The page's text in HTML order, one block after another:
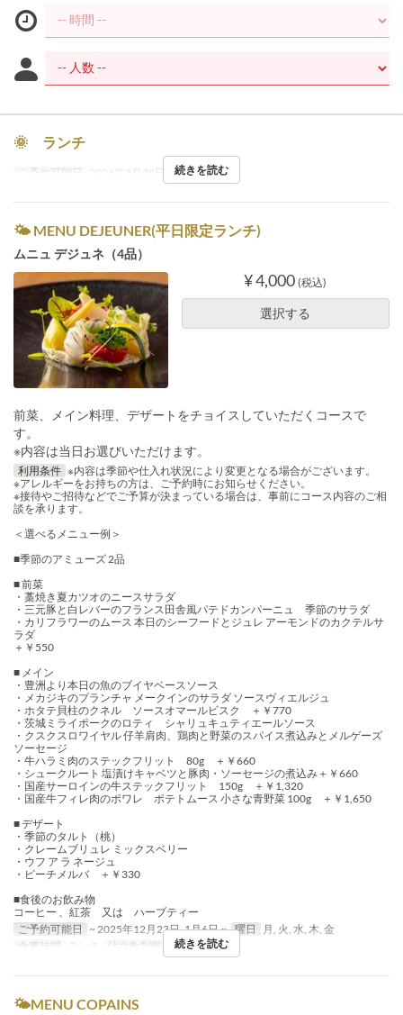
🌞 ランチ
ご予約可能日 2024年3月28日 ~ 続きを読む
🌤 MENU DEJEUNER(平日限定ランチ)
ムニュ デジュネ（4品）
¥ 4,000 (税込)
選択する
前菜、メイン料理、デザートをチョイスしていただくコースで
す。
※内容は当日お選びいただけます。
利用条件 ※内容は季節や仕入れ状況により変更となる場合がございます。
※アレルギーをお持ちの方は、ご予約時にお知らせください。
※接待やご招待などでご予算が決まっている場合は、事前にコース内容のご相
談を承ります。
＜選べるメニュー例＞
■季節のアミューズ 2品
■ 前菜
・藁焼き夏カツオのニースサラダ
・三元豚と白レバーのフランス田舎風パテドカンパーニュ 季節のサラダ
・カリフラワーのムース 本日のシーフードとジュレ アーモンドのカクテルサ
ラダ
＋￥550
■ メイン
・豊洲より本日の魚のブイヤベースソース
・メカジキのプランチャ メークインのサラダ ソースヴィエルジュ
・ホタテ貝柱のクネル ソースオマールビスク ＋￥770
・茨城ミライポークのロティ シャリュキュティエールソース
・クスクスロワイヤル 仔羊肩肉、鶏肉と野菜のスパイス煮込みとメルゲーズ
ソーセージ
・牛ハラミ肉のステックフリット 80g ＋￥660
・シュークルート 塩漬けキャベツと豚肉・ソーセージの煮込み＋￥660
・国産サーロインの牛ステックフリット 150g ＋￥1,320
・国産牛フィレ肉のポワレ ポテトムース 小さな青野菜 100g ＋￥1,650
■ デザート
・季節のタルト（桃）
・クレームブリュレ ミックスベリー
・ウフ ア ラ ネージュ
・ピーチメルバ ＋￥330
■食後のお飲み物
コーヒー 、紅茶 又は ハーブティー
ご予約可能日
~ 2025年12月23日, 1月6日 ~ 曜日
月, 火, 水, 木, 金
食事時間
ランチ 注文数制限 1 ~
続きを読む
🌤MENU COPAINS